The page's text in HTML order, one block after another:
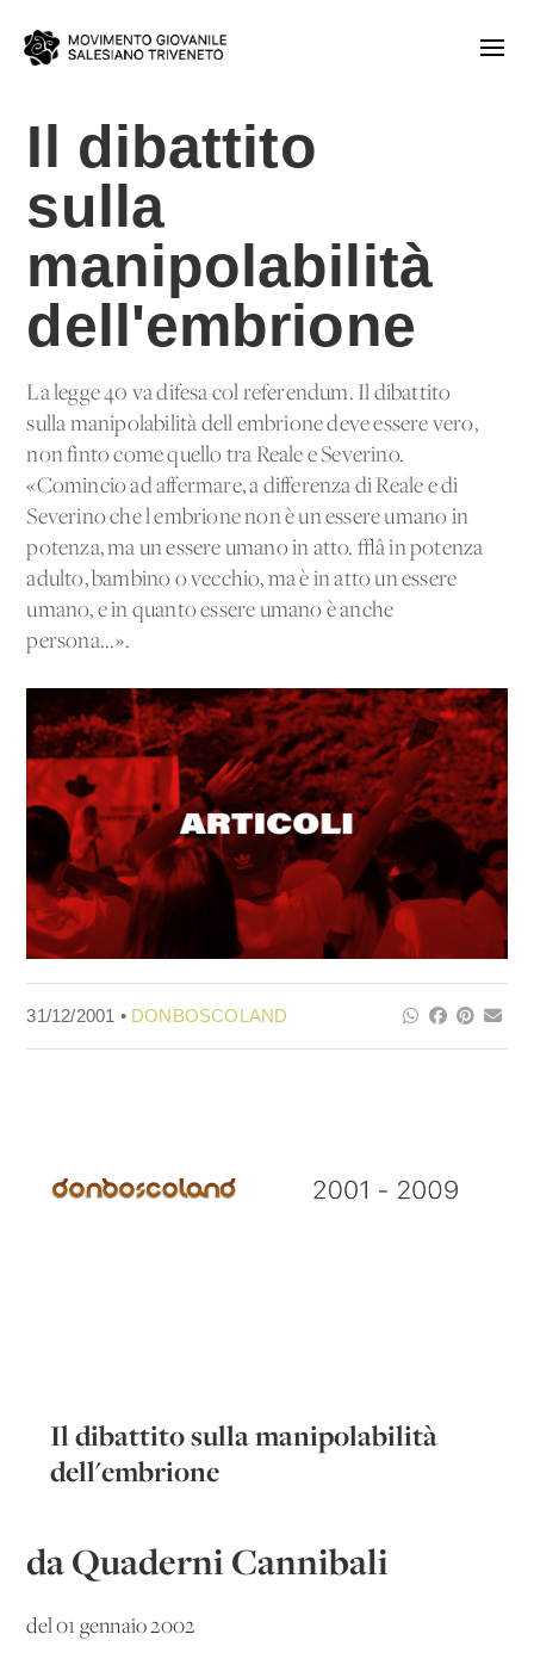
Il dibattito
sulla
manipolabilità
dell'embrione
La legge 40 va difesa col referendum. Il dibattito
sulla manipolabilità dell'embrione deve essere vero,
non finto come quello tra Reale e Severino.
«Comincio ad affermare, a differenza di Reale e di
Severino che l'embrione non è un essere umano in
potenza, ma un essere umano in atto. √â in potenza
adulto, bambino o vecchio, ma è in atto un essere
umano, e in quanto essere umano è anche
persona...».
31/12/2001 • DONBOSCOLAND
Il dibattito sulla manipolabilità
dell'embrione
da Quaderni Cannibali
del 01 gennaio 2002